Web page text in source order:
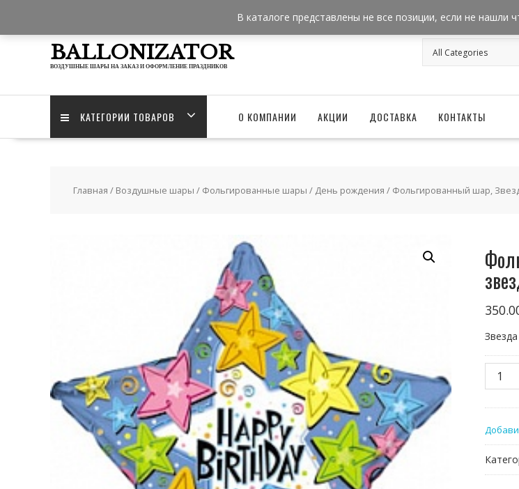
content
BALLONIZATOR
ВОЗДУШНЫЕ ШАРЫ НА ЗАКАЗ И ОФОРМЛЕНИЕ ПРАЗДНИКОВ
КАТЕГОРИИ ТОВАРОВ О КОМПАНИИ АКЦИИ ДОСТАВКА КОНТАКТЫ
Главная / Воздушные шары / Фольгированные шары / День рождения / Фольгированный шар,
товара
Звезда,
С
днём
В каталоге представлены не все позиции, если не нашли